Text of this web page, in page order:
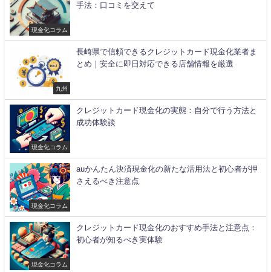
現金化コラム
手法：口コミを交えて
九州
長崎県で信頼できるクレジットカード現金化業者ま
とめ｜安全に即日対応できる店舗情報を厳選
現金化コラム
クレジットカード現金化の実態：自分で行う方法と
成功体験談
現金化コラム
auかんたん決済現金化の新たな活用法と初心者が押
さえるべき注意点
現金化コラム
クレジットカード現金化のおすすめ手法と注意点：
初心者が知るべき実体験